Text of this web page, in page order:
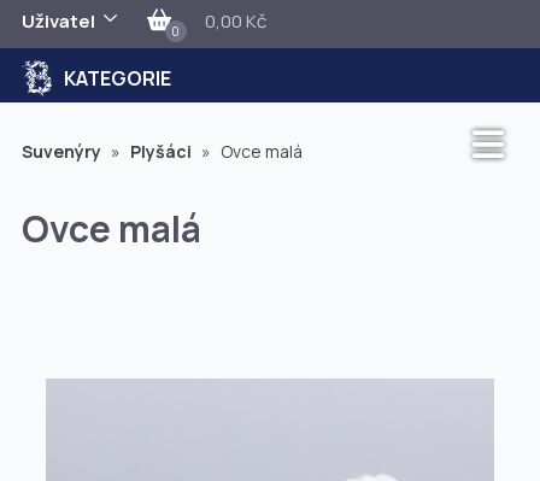
Uživatel 0 0,00 Kč
KATEGORIE
Suvenýry » Plyšáci » Ovce malá
Ovce malá